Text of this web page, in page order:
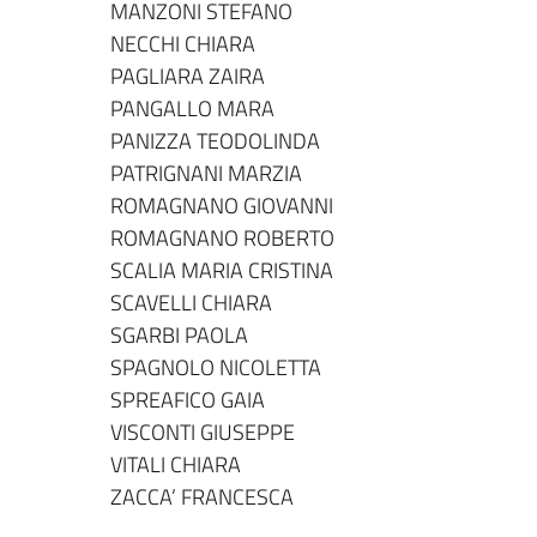
MANZONI STEFANO
NECCHI CHIARA
PAGLIARA ZAIRA
PANGALLO MARA
PANIZZA TEODOLINDA
PATRIGNANI MARZIA
ROMAGNANO GIOVANNI
ROMAGNANO ROBERTO
SCALIA MARIA CRISTINA
SCAVELLI CHIARA
SGARBI PAOLA
SPAGNOLO NICOLETTA
SPREAFICO GAIA
VISCONTI GIUSEPPE
VITALI CHIARA
ZACCA’ FRANCESCA